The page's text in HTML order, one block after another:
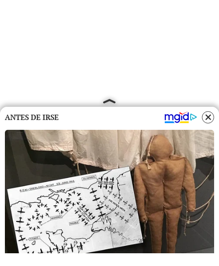
ANTES DE IRSE